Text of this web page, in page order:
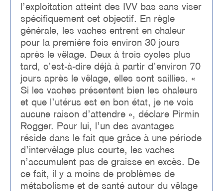
l’exploitation atteint des IVV bas sans viser
spécifiquement cet objectif. En règle
générale, les vaches entrent en chaleur
pour la première fois environ 30 jours
après le vêlage. Deux à trois cycles plus
tard, c’est-à-dire déjà à partir d’environ 70
jours après le vêlage, elles sont saillies. «
Si les vaches présentent bien les chaleurs
et que l’utérus est en bon état, je ne vois
aucune raison d’attendre », déclare Pirmin
Rogger. Pour lui, l’un des avantages
réside dans le fait que grâce à une période
d’intervêlage plus courte, les vaches
n’accumulent pas de graisse en excès. De
ce fait, il y a moins de problèmes de
métabolisme et de santé autour du vêlage